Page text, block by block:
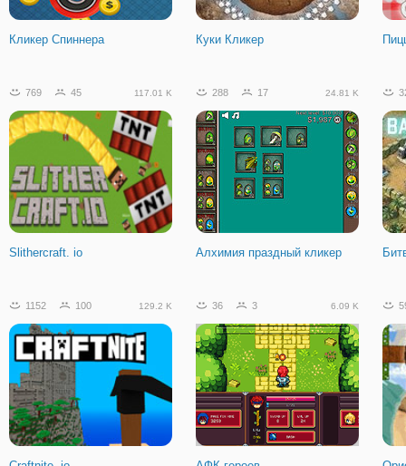
Защита башни 2D
Кликер Спиннера Куки Кликер
769 45 117.01 K
Slithercraft. io
288 17 24.81 K
Алхимия праздный кликер
1152 100 129.2 K 36 3 6.09 K